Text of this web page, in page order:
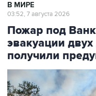
В МИРЕ
03:52, 7 августа 2026
Пожар под
эвакуации
получили